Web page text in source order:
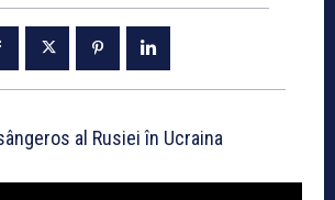
al Rusiei în Ucraina